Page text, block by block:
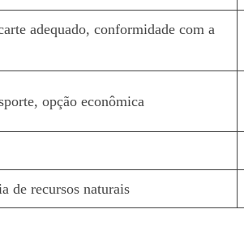
adequado, conformidade com a
opção econômica
de recursos naturais